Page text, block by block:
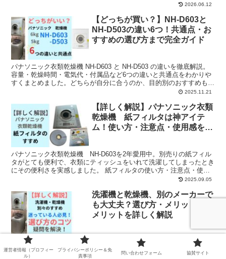
2026.06.12
【どっちが買い？】NH-D603と
NH-D503の違い6つ！共通点・お
すすめの選び方まで完全ガイド
パナソニック衣類乾燥機 NH-D603 と NH-D503 の違いを徹底解説。
容量・乾燥時間・電気代・付属品など6つの違いと共通点をわかりや
すくまとめました。どちらが自分に合うのか、目的別のおすすめも紹
2025.11.21
【詳しく解説】パナソニック衣類
乾燥機 紙フィルタは神アイテ
ム！使い方・注意点・使用感を詳
パナソニック衣類乾燥機 NH-D603を2年愛用中。別売りの紙フィル
タがとても便利で、衣類にティッシュをいれて洗濯してしまったとき
にその便利さを実感しました。 紙フィルタの使い方・注意点・使用
2025.09.05
洗濯機と乾燥機、別のメーカーで
も大丈夫？選び方・メリット・デ
メリットを詳しく解説
洗濯機と乾燥機は、絶対別々がオススメ！そんなときに気になるの
が、同じメーカーじゃないといけないの？使い勝手が悪くなる？選ぶ
運営者情報（プロフィー
ル）
プライバシーポリシー＆免
責事項
問い合わせフォーム 協賛サイト